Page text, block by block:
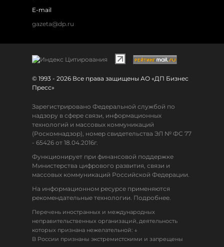
E-mail
gazeta@dp.ru
© 1993 - 2026 Все права защищены АО «ДП Бизнес
Пресс»
Зарегистрировано Федеральной службой по
надзору в сфере связи, информационных
технологий и массовых коммуникаций
(Роскомнадзор), номер свидетельства ЭЛ № ФС 77
- 65426 от 18.04.2016г.
Функционирует при финансовой поддержке
Министерства цифрового развития, связи и
массовых коммуникаций Российской Федерации.
На информационном ресурсе применяются
рекомендательные технологии. Подробнее.
Перечень иностранных и международных
неправительственных организаций, деятельность
которых признана нежелательной: ↓
В России признаны экстремистскими и запрещены